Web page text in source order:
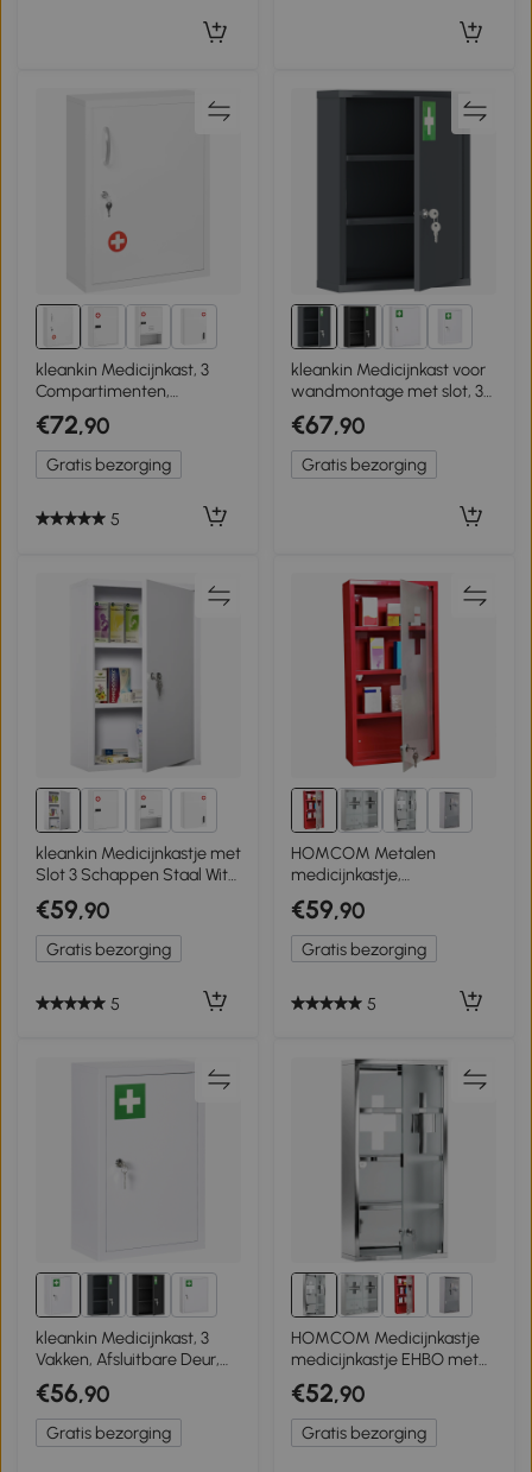
3+
kleankin Medicijnkast, 3
Compartimenten,
Afsluitbaar, met
Receptenvak, Stevig Stalen
Behuizing, Wit, 40 x 15 x
53,5 cm
€72,90
Gratis bezorging
5
1+
kleankin Medicijnkast voor
wandmontage met slot, 3-
niveaus stalen hangkast, 40
x 15 x 53,5 cm,
Antracietgrijs
€67,90
Gratis bezorging
3+
kleankin Medicijnkastje met
Slot 3 Schappen Staal Wit
40 x 18 x 60 cm
€59,90
Gratis bezorging
5
2+
HOMCOM Metalen
medicijnkastje,
medicijnkastje, EHBO-kast,
4 vakken, rode draaideur
€59,90
Gratis bezorging
5
1+
kleankin Medicijnkast, 3
Vakken, Afsluitbare Deur,
Stevig Stalen Behuizing,
Wit, 30 x 14 x 46 cm
€56,90
Gratis bezorging
2+
HOMCOM Medicijnkastje
medicijnkastje EHBO met
slot RVS 30 x 12 x 60 cm
€52,90
Gratis bezorging